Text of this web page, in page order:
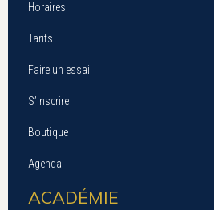
Horaires
Tarifs
Faire un essai
S’inscrire
Boutique
Agenda
ACADÉMIE